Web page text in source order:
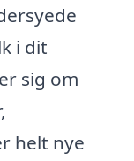
i dit
sig om
helt nye